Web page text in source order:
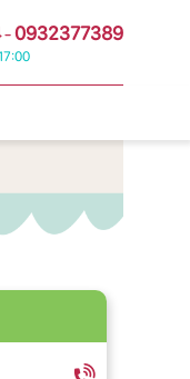
-0932377389